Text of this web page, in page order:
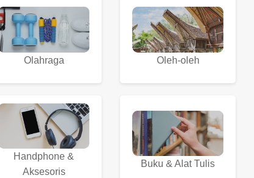
Olahraga Oleh-oleh
Handphone &
Aksesoris
Buku & Alat Tulis